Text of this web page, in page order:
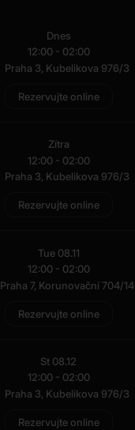
Dnes
12:00- 02:00
Praha 3, Kubelikova 976/3
Rezervujte online
Zítra
12:00- 02:00
Praha 3, Kubelikova 976/3
Rezervujte online
Tue 08.11
12:00- 02:00
Praha 7, Korunovační 704/14
Rezervujte online
St 08.12
12:00- 02:00
Praha 3, Kubelikova 976/3
Rezervujte online